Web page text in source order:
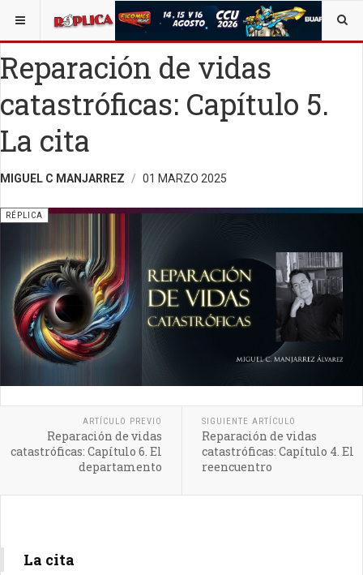
ESTÁ AQUÍ: VIDA Y SOCIEDAD OPINIÓN RÉPLICA
Reparación de vidas
catastróficas: Capítulo 5.
La cita
MIGUEL C MANJARREZ 01 MARZO 2025
RÉPLICA
ARTÍCULO PREVIO
Reparación de vidas
catastróficas: Capítulo 6. El
departamento
SIGUIENTE ARTÍCULO
Reparación de vidas
catastróficas: Capítulo 4. El
reencuentro
La cita